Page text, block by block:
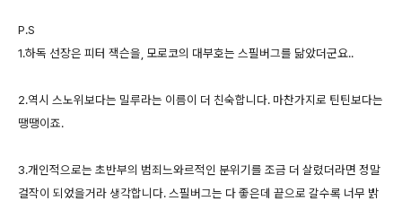
P.S
1.하독 선장은 피터 잭슨을, 모로코의 대부호는 스필버그를 닮았더군요..
2.역시 스노위보다는 밀루라는 이름이 더 친숙합니다. 마찬가지로 틴틴보다는
땡땡이죠.
3.개인적으로는 초반부의 범죄느와르적인 분위기를 조금 더 살렸더라면 정말
걸작이 되었을거라 생각합니다. 스필버그는 다 좋은데 끝으로 갈수록 너무 밝